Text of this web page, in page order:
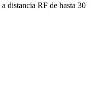
distancia RF de hasta 30